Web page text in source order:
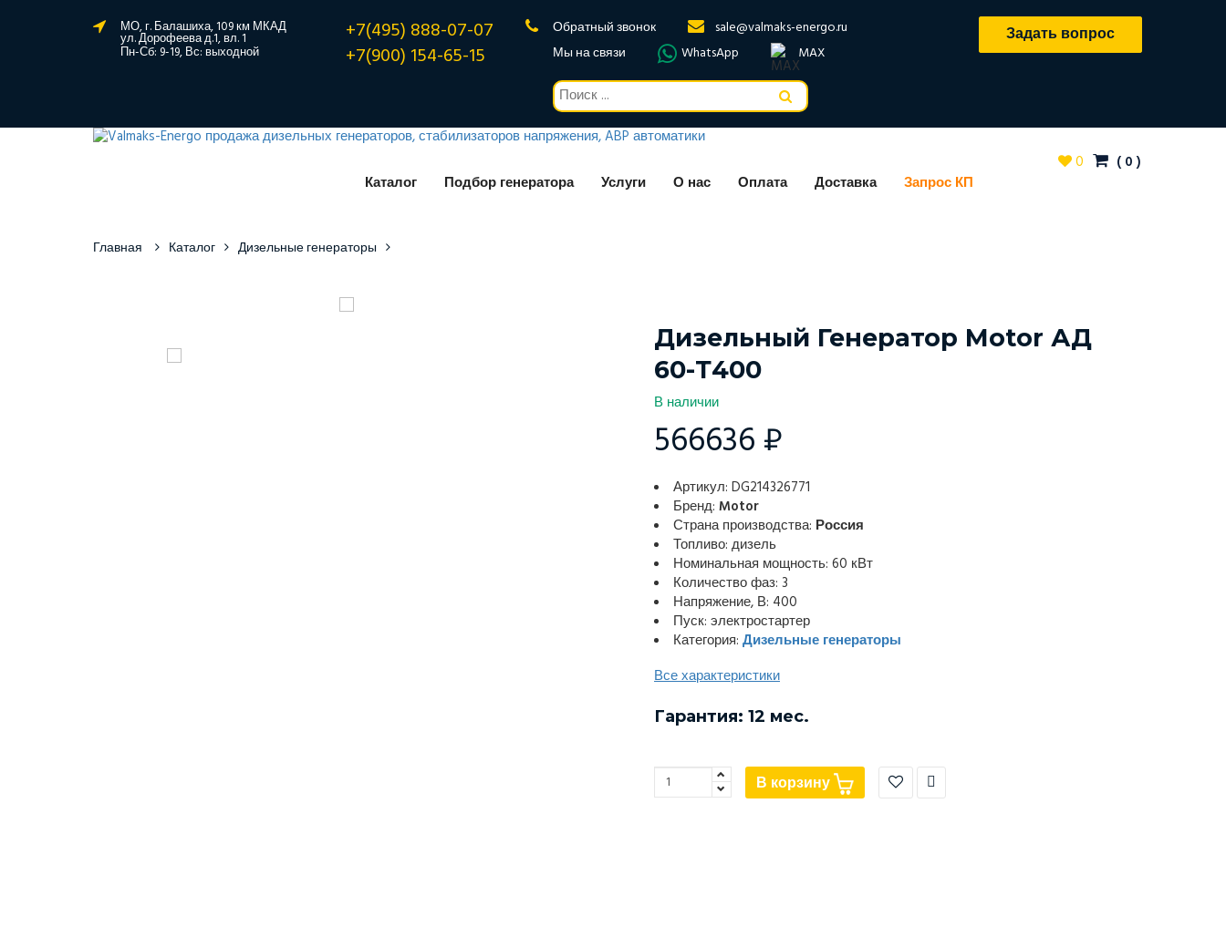
МО, г. Балашиха, 109 км МКАД
ул. Дорофеева д.1, вл. 1
Пн-Сб: 9-19, Вс: выходной
+7(495) 888-07-07
+7(900) 154-65-15
Обратный звонок
sale@valmaks-energo.ru
Мы на связи
WhatsApp MAX
Задать вопрос
Каталог Подбор генератора Услуги О нас Оплата Доставка Запрос КП
0 ( 0)
Главная Каталог Дизельные генераторы
Дизельный Генератор Motor АД
60-Т400
В наличии
566636 ₽
Артикул: DG214326771
Бренд: Motor
Страна производства: Россия
Топливо: дизель
Номинальная мощность: 60 кВт
Количество фаз: 3
Напряжение, В: 400
Пуск: электростартер
Категория: Дизельные генераторы
Все характеристики
Гарантия: 12 мес.
В корзину